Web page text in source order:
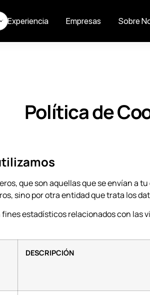
Experiencia Empresas Sobre
Política de
que son aquellas que se envían a
sino por otra entidad que trata los
estadísticos relacionados con las
DESCRIPCIÓN